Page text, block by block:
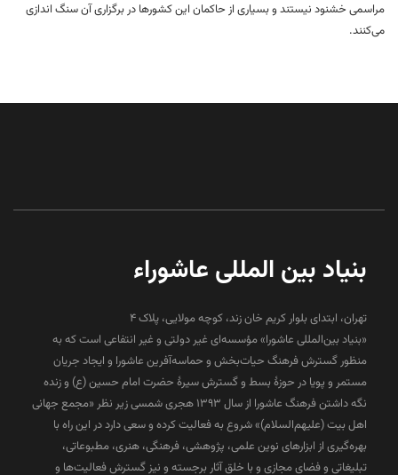
مراسمی خشنود نیستند و بسیاری از حاکمان این کشورها در برگزاری آن سنگ ‏اندازی
می‌کنند.
بنیاد بین المللی عاشوراء
تهران، ابتدای بلوار کریم خان زند، کوچه مولایی، پلاک 4
«بنیاد بین‌المللی عاشورا» مؤسسه‌ای غیر دولتی و غیر انتفاعی است که به
منظور گسترش فرهنگ حیات‌بخش و حماسه‌آفرین عاشورا و ایجاد جریان
مستمر و پویا در حوزۀ بسط و گسترش سیرۀ حضرت امام حسین (ع) و زنده
نگه داشتن فرهنگ عاشورا از سال ۱۳۹۳ هجری شمسی زیر نظر «مجمع جهانی
اهل بیت (علیهم‌السلام)» شروع به فعالیت کرده و سعی دارد در این راه با
بهره‌گیری از ابزارهای نوین علمی، پژوهشی، فرهنگی، هنری، مطبوعاتی،
تبلیغاتی و فضای مجازی و با خلق آثار برجسته و نیز گسترش فعالیت‌ها و